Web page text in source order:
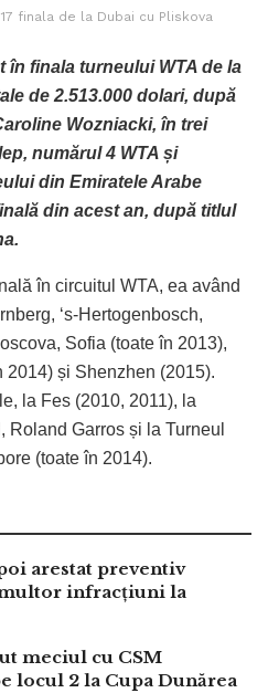
finala de la Dubai cu Pliskova
în finala turneului WTA de la
de 2.513.000 dolari, după
Wozniacki, în trei
numărul 4 WTA și
din Emiratele Arabe
din acest an, după titlul
în circuitul WTA, ea având
‘s-Hertogenbosch,
Sofia (toate în 2013),
2014) și Shenzhen (2015).
la Fes (2010, 2011), la
Roland Garros și la Turneul
(toate în 2014).
arestat preventiv
infracțiuni la
meciul cu CSM
locul 2 la Cupa Dunărea